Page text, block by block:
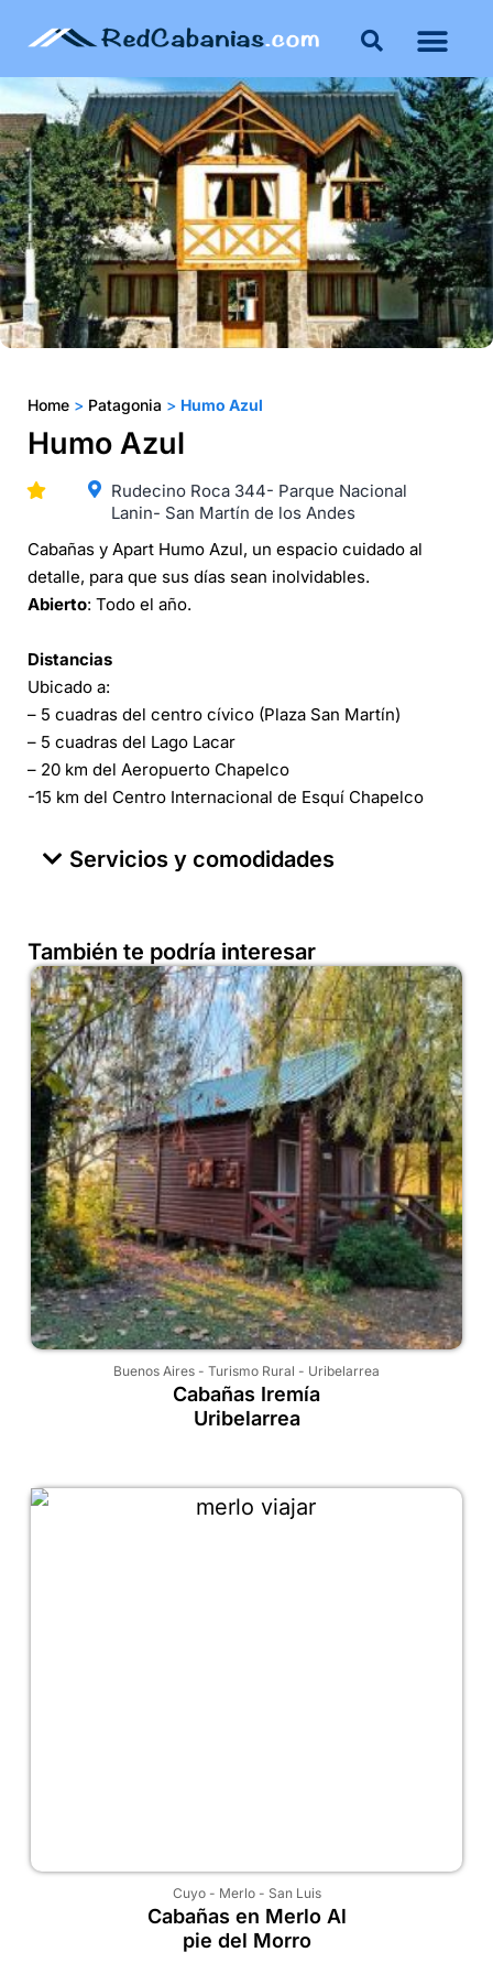
Home > Patagonia > Humo Azul
Humo Azul
Rudecino Roca 344- Parque Nacional
Lanin- San Martín de los Andes
Cabañas y Apart Humo Azul, un espacio cuidado al
detalle, para que sus días sean inolvidables.
Abierto: Todo el año.
Distancias
Ubicado a:
– 5 cuadras del centro cívico (Plaza San Martín)
– 5 cuadras del Lago Lacar
– 20 km del Aeropuerto Chapelco
-15 km del Centro Internacional de Esquí Chapelco
Servicios y comodidades
También te podría interesar
Buenos Aires - Turismo Rural - Uribelarrea
Cabañas Iremía
Uribelarrea
Cuyo- Merlo- San Luis
Cabañas en Merlo Al
pie del Morro